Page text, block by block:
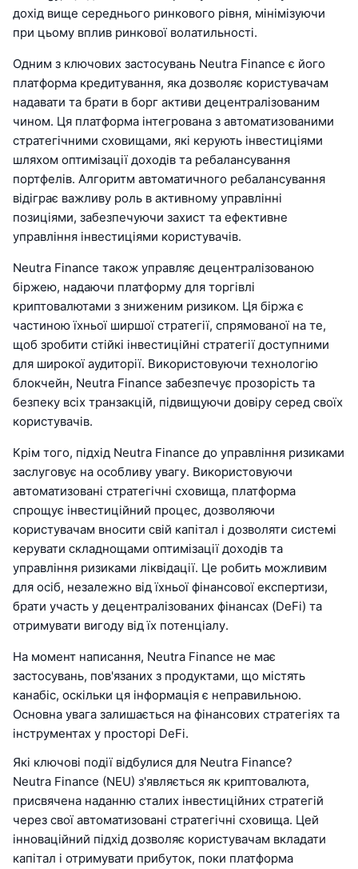
дохід вище середнього ринкового рівня, мінімізуючи
при цьому вплив ринкової волатильності.
Одним з ключових застосувань Neutra Finance є його
платформа кредитування, яка дозволяє користувачам
надавати та брати в борг активи децентралізованим
чином. Ця платформа інтегрована з автоматизованими
стратегічними сховищами, які керують інвестиціями
шляхом оптимізації доходів та ребалансування
портфелів. Алгоритм автоматичного ребалансування
відіграє важливу роль в активному управлінні
позиціями, забезпечуючи захист та ефективне
управління інвестиціями користувачів.
Neutra Finance також управляє децентралізованою
біржею, надаючи платформу для торгівлі
криптовалютами з зниженим ризиком. Ця біржа є
частиною їхньої ширшої стратегії, спрямованої на те,
щоб зробити стійкі інвестиційні стратегії доступними
для широкої аудиторії. Використовуючи технологію
блокчейн, Neutra Finance забезпечує прозорість та
безпеку всіх транзакцій, підвищуючи довіру серед своїх
користувачів.
Крім того, підхід Neutra Finance до управління ризиками
заслуговує на особливу увагу. Використовуючи
автоматизовані стратегічні сховища, платформа
спрощує інвестиційний процес, дозволяючи
користувачам вносити свій капітал і дозволяти системі
керувати складнощами оптимізації доходів та
управління ризиками ліквідації. Це робить можливим
для осіб, незалежно від їхньої фінансової експертизи,
брати участь у децентралізованих фінансах (DeFi) та
отримувати вигоду від їх потенціалу.
На момент написання, Neutra Finance не має
застосувань, пов'язаних з продуктами, що містять
канабіс, оскільки ця інформація є неправильною.
Основна увага залишається на фінансових стратегіях та
інструментах у просторі DeFi.
Які ключові події відбулися для Neutra Finance?
Neutra Finance (NEU) з'являється як криптовалюта,
присвячена наданню сталих інвестиційних стратегій
через свої автоматизовані стратегічні сховища. Цей
інноваційний підхід дозволяє користувачам вкладати
капітал і отримувати прибуток, поки платформа